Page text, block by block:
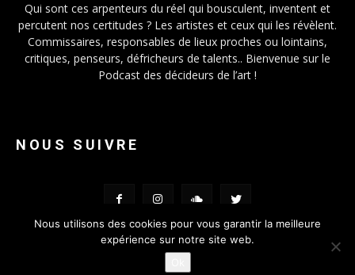
Qui sont ces arpenteurs du réel qui bousculent, inventent et
percutent nos certitudes ? Les artistes et ceux qui les révèlent.
Commissaires, responsables de lieux proches ou lointains,
critiques, penseurs, défricheurs de talents.. Bienvenue sur le
Podcast des décideurs de l’art !
NOUS SUIVRE
Nous utilisons des cookies pour vous garantir la meilleure
expérience sur notre site web.